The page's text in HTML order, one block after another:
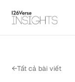
←Tất cả bài viết